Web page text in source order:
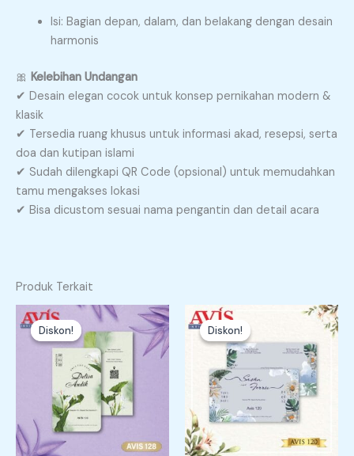
Isi: Bagian depan, dalam, dan belakang dengan desain
harmonis
🎀 Kelebihan Undangan
✔ Desain elegan cocok untuk konsep pernikahan modern &
klasik
✔ Tersedia ruang khusus untuk informasi akad, resepsi, serta
doa dan kutipan islami
✔ Sudah dilengkapi QR Code (opsional) untuk memudahkan
tamu mengakses lokasi
✔ Bisa dicustom sesuai nama pengantin dan detail acara
Produk Terkait
Diskon!
Diskon!
Rentang
harga:
Rp1.300
hingga
Rp1.500
Produk
ini
memiliki
beberapa
varian.
Pilihan
ini
dapat
Diskon!
Diskon!
Rentang
hingga
Rp1.500
Produk
memiliki
beberapa
varian.
Pilihan
ini
dapat